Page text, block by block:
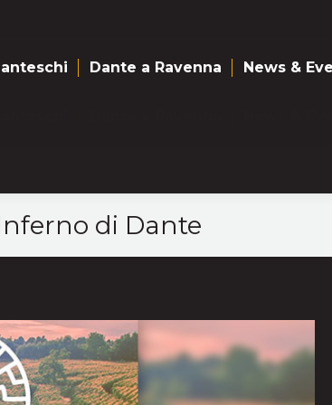
di Dante
Dante a Ravenna News &